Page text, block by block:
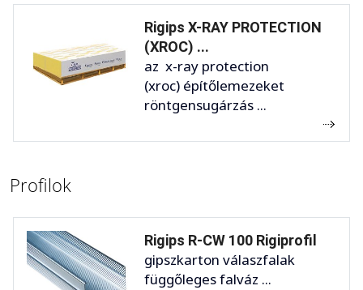
Rigips X-RAY PROTECTION
(XROC) ...
az x-ray protection
(xroc) építőlemezeket
röntgensugárzás ...
Profilok
Rigips R-CW 100 Rigiprofil
gipszkarton válaszfalak
függőleges falváz ...